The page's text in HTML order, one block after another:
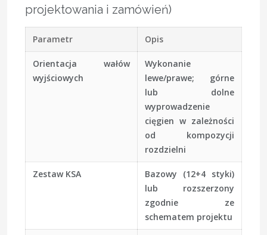
projektowania i zamówień)
Parametr Opis
Orientacja wałów
wyjściowych
Wykonanie
lewe/prawe; górne
lub dolne
wyprowadzenie
cięgien w zależności
od kompozycji
rozdzielni
Zestaw KSA
Bazowy (12+4 styki)
lub rozszerzony
zgodnie ze
schematem projektu